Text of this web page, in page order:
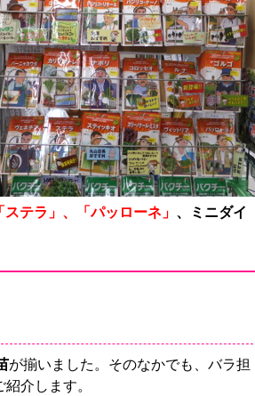
「ステラ」、「パッローネ」 、ミニダイ
が揃いました。そのなかでも、バラ担
紹介します。